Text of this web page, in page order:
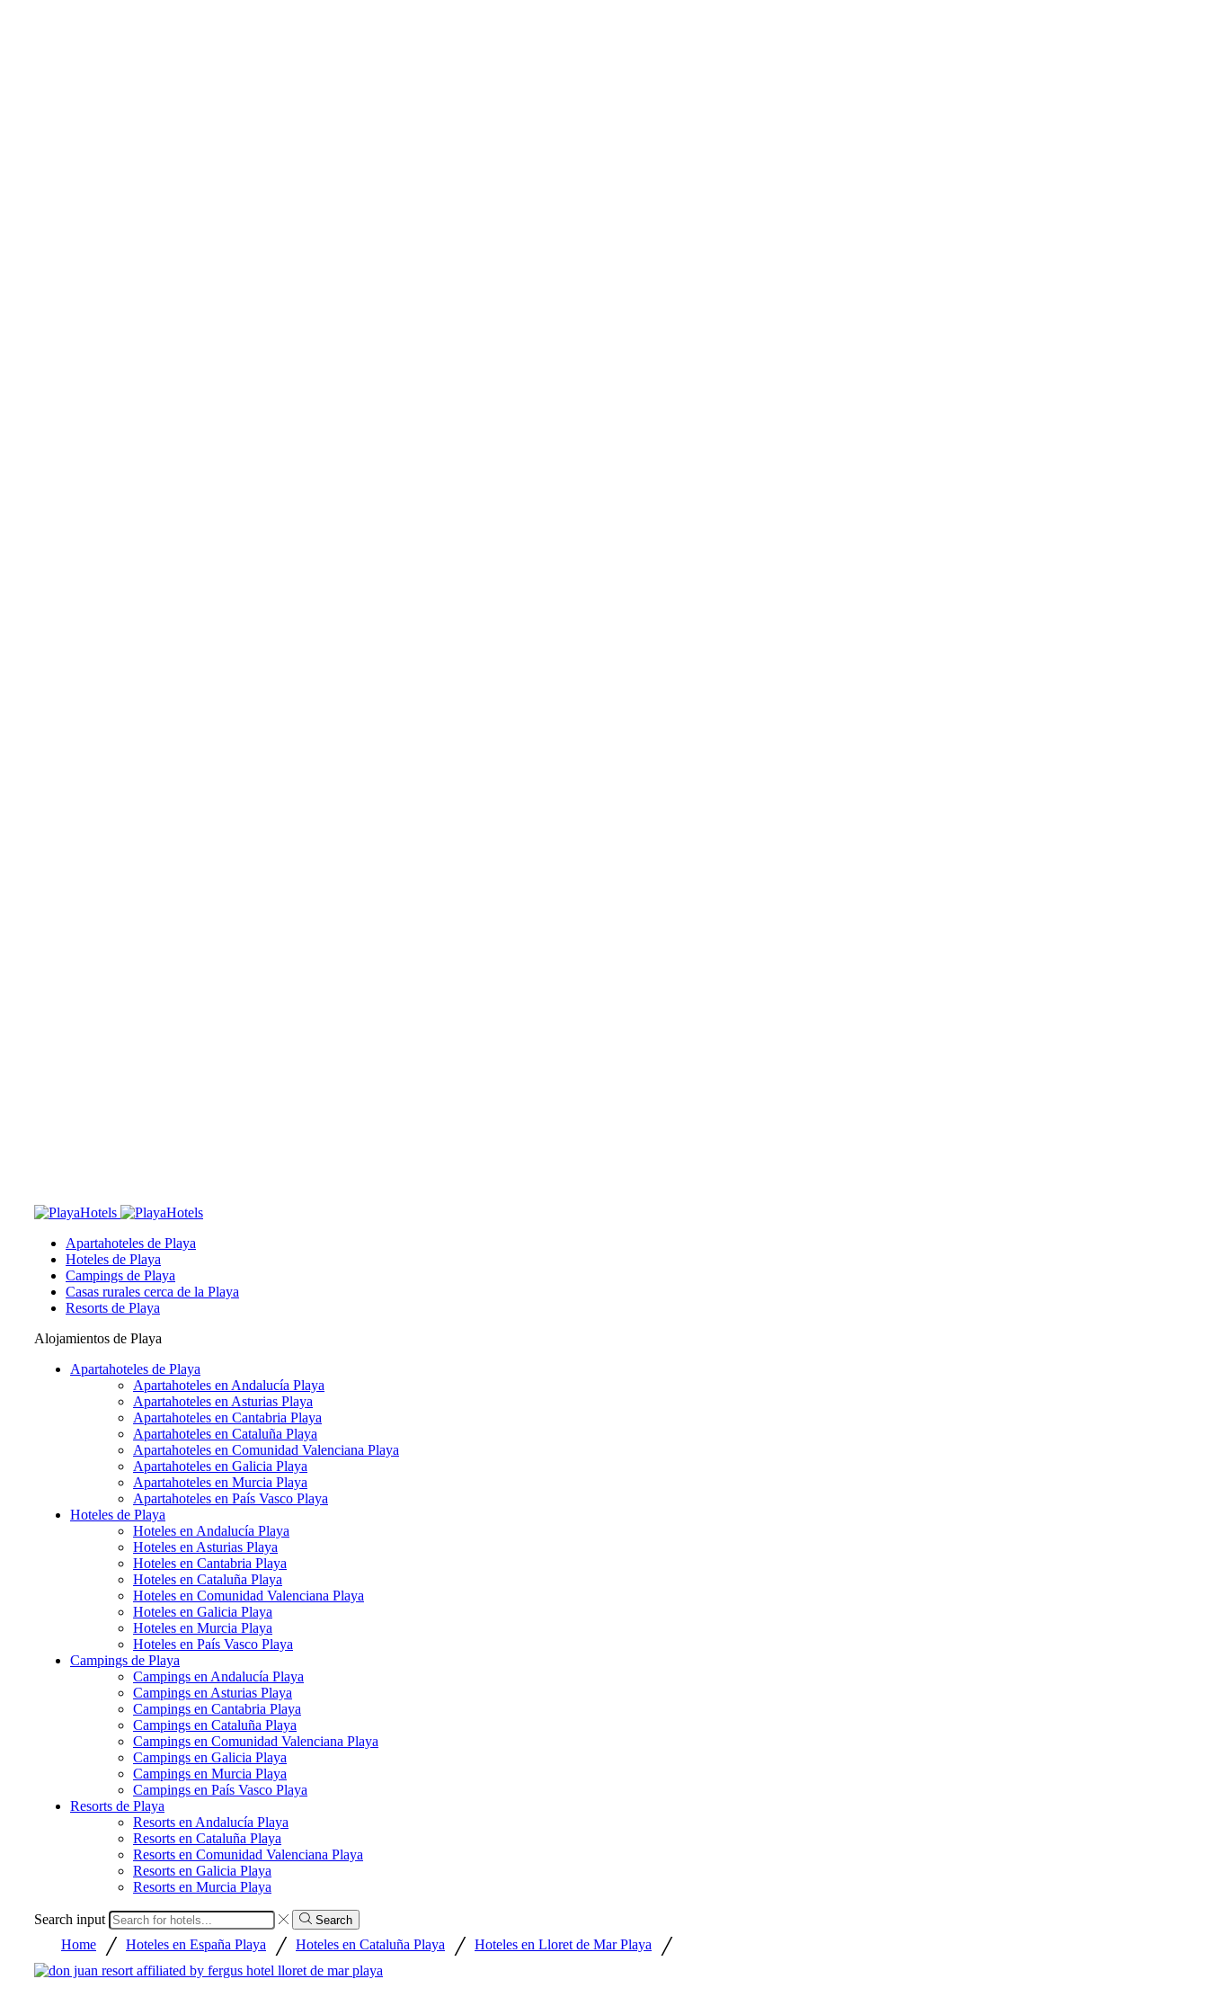
Apartahoteles de Playa
Hoteles de Playa
Campings de Playa
Casas rurales cerca de la Playa
Resorts de Playa
Alojamientos de Playa
Apartahoteles de Playa
Apartahoteles en Andalucía Playa
Apartahoteles en Asturias Playa
Apartahoteles en Cantabria Playa
Apartahoteles en Cataluña Playa
Apartahoteles en Comunidad Valenciana Playa
Apartahoteles en Galicia Playa
Apartahoteles en Murcia Playa
Apartahoteles en País Vasco Playa
Hoteles de Playa
Hoteles en Andalucía Playa
Hoteles en Asturias Playa
Hoteles en Cantabria Playa
Hoteles en Cataluña Playa
Hoteles en Comunidad Valenciana Playa
Hoteles en Galicia Playa
Hoteles en Murcia Playa
Hoteles en País Vasco Playa
Campings de Playa
Campings en Andalucía Playa
Campings en Asturias Playa
Campings en Cantabria Playa
Campings en Cataluña Playa
Campings en Comunidad Valenciana Playa
Campings en Galicia Playa
Campings en Murcia Playa
Campings en País Vasco Playa
Resorts de Playa
Resorts en Andalucía Playa
Resorts en Cataluña Playa
Resorts en Comunidad Valenciana Playa
Resorts en Galicia Playa
Resorts en Murcia Playa
Search input Search
Home / Hoteles en España Playa / Hoteles en Cataluña Playa / Hoteles en Lloret de Mar Playa /